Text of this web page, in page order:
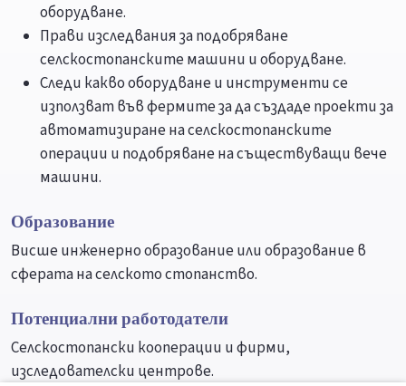
оборудване.
Прави изследвания за подобряване
селскостопанските машини и оборудване.
Следи какво оборудване и инструменти се
използват във фермите за да създаде проекти за
автоматизиране на селскостопанските
операции и подобряване на съществуващи вече
машини.
Образование
Висше инженерно образование или образование в
сферата на селското стопанство.
Потенциални работодатели
Селскостопански кооперации и фирми,
изследователски центрове.